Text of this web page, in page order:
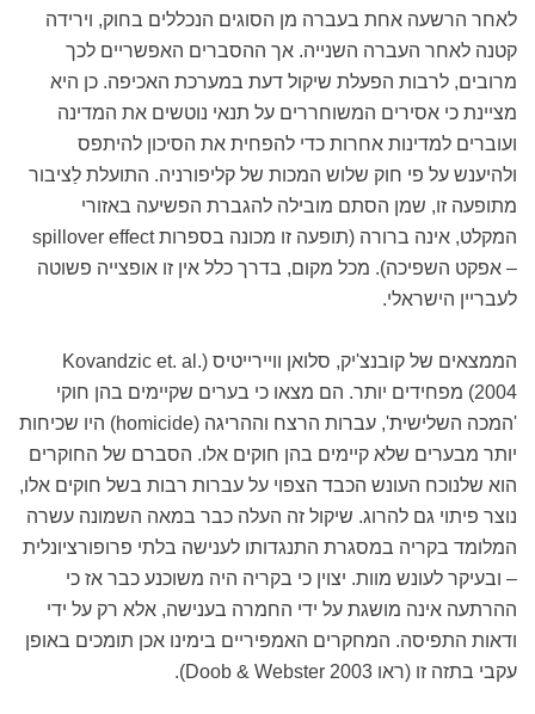
לאחר הרשעה אחת בעברה מן הסוגים הנכללים בחוק, וירידה
קטנה לאחר העברה השנייה. אך ההסברים האפשריים לכך
מרובים, לרבות הפעלת שיקול דעת במערכת האכיפה. כן היא
מציינת כי אסירים המשוחררים על תנאי נוטשים את המדינה
ועוברים למדינות אחרות כדי להפחית את הסיכון להיתפס
ולהיענש על פי חוק שלוש המכות של קליפורניה. התועלת לַציבור
מתופעה זו, שמן הסתם מובילה להגברת הפשיעה באזורי
המקלט, אינה ברורה (תופעה זו מכונה בספרות spillover effect
– אפקט השפיכה). מכל מקום, בדרך כלל אין זו אופצייה פשוטה
לעבריין הישראלי.
הממצאים של קובנצ'יק, סלואן וויירייטיס (Kovandzic et. al.
2004) מפחידים יותר. הם מצאו כי בערים שקיימים בהן חוקי
'המכה השלישית', עברות הרצח וההריגה (homicide) היו שכיחות
יותר מבערים שלא קיימים בהן חוקים אלו. הסברם של החוקרים
הוא שלנוכח העונש הכבד הצפוי על עברות רבות בשל חוקים אלו,
נוצר פיתוי גם להרוג. שיקול זה העלה כבר במאה השמונה עשרה
המלומד בקריה במסגרת התנגדותו לענישה בלתי פרופורציונלית
– ובעיקר לעונש מוות. יצוין כי בקריה היה משוכנע כבר אז כי
ההרתעה אינה מושגת על ידי החמרה בענישה, אלא רק על ידי
ודאות התפיסה. המחקרים האמפיריים בימינו אכן תומכים באופן
עקבי בתזה זו (ראו Doob & Webster 2003).